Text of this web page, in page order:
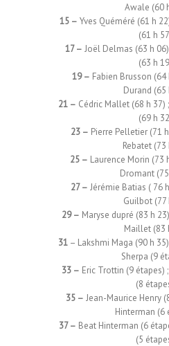
Awale (60
15 – Yves Quéméré (61 h
(61 h
17 – Joël Delmas (63 h
(63 h
19 – Fabien Brusson (64
Durand (65
21 – Cédric Mallet (68 h 37) ;
(69 h
23 – Pierre Pelletier (71
Rebatet (73
25 – Laurence Morin (73
Dromant
27 – Jérémie Batias ( 76
Guilbot (77
29 – Maryse dupré (83 h
Maillet (83
31 – Lakshmi Maga (90 h
Sherpa (9
33 – Eric Trottin (9 étapes) ;
(8
35 – Jean-Maurice Henry
Hinterman (6
37 – Beat Hinterman (6
(5